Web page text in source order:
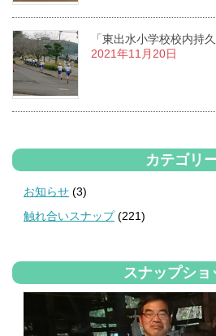
「東出水小学校校内持
2021年11月20日
カテゴリ
お知らせ (3)
触れ合いスナップ(221)
スナップショ